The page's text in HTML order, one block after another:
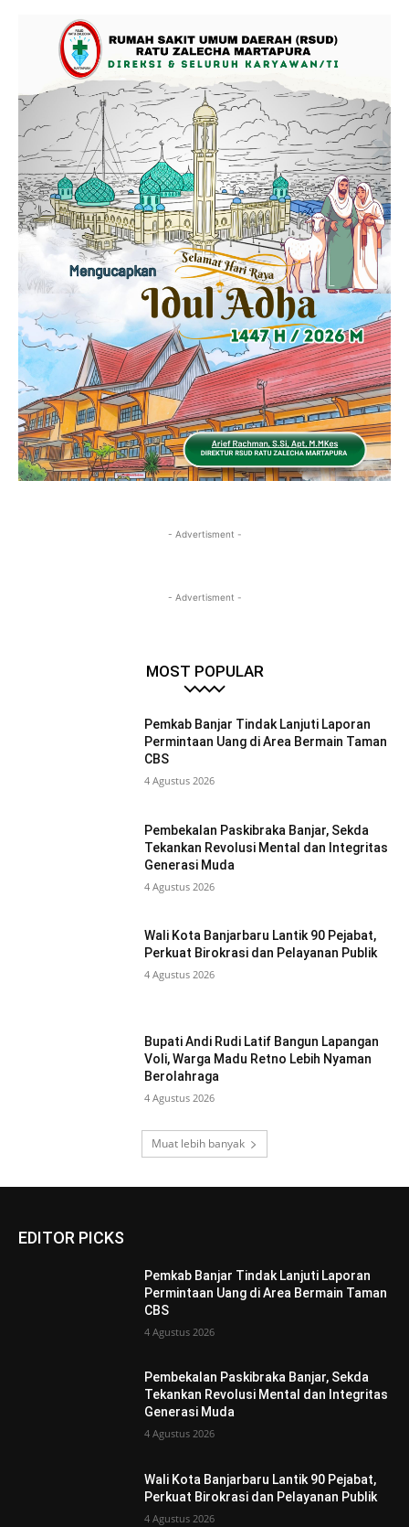
- Advertisment -
- Advertisment -
MOST POPULAR
Pemkab Banjar Tindak Lanjuti Laporan
Permintaan Uang di Area Bermain Taman
CBS
4 Agustus 2026
Pembekalan Paskibraka Banjar, Sekda
Tekankan Revolusi Mental dan Integritas
Generasi Muda
4 Agustus 2026
Wali Kota Banjarbaru Lantik 90 Pejabat,
Perkuat Birokrasi dan Pelayanan Publik
4 Agustus 2026
Bupati Andi Rudi Latif Bangun Lapangan
Voli, Warga Madu Retno Lebih Nyaman
Berolahraga
4 Agustus 2026
Muat lebih banyak
EDITOR PICKS
Pemkab Banjar Tindak Lanjuti Laporan
Permintaan Uang di Area Bermain Taman
CBS
4 Agustus 2026
Pembekalan Paskibraka Banjar, Sekda
Tekankan Revolusi Mental dan Integritas
Generasi Muda
4 Agustus 2026
Wali Kota Banjarbaru Lantik 90 Pejabat,
Perkuat Birokrasi dan Pelayanan Publik
4 Agustus 2026